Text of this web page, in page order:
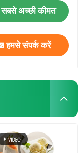
सबसे अच्छी कीमत
हमसे संपर्क करें